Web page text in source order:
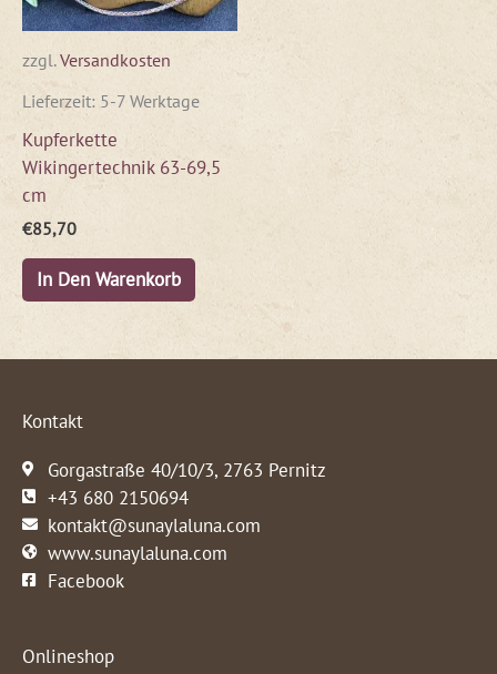
zzgl.Versandkosten
Lieferzeit: 5-7 Werktage
Kupferkette
Wikingertechnik 63-69,5
cm
€85,70
In Den Warenkorb
Kontakt
Gorgastraße 40/10/3, 2763 Pernitz
+43 680 2150694
kontakt@sunaylaluna.com
www.sunaylaluna.com
Facebook
Onlineshop